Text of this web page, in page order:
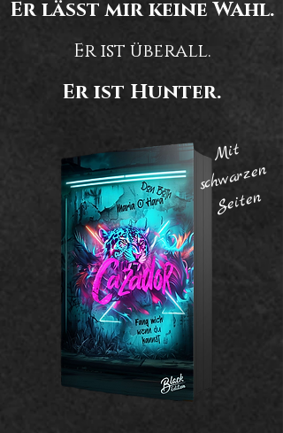
Er lässt mir keine Wahl.
Er ist überall.
Er ist Hunter.
Mit
sc
h
w
ar
ze
n
Seite
n